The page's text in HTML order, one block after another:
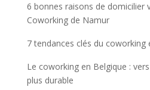
6 bonnes raisons de domicilier
Coworking de Namur
7 tendances clés du coworking
Le coworking en Belgique :
plus durable